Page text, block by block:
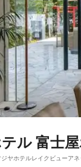
ル 富士
ヤホテルレイクビューアネ